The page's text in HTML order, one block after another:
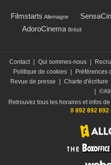
Filmstarts Allemagne
AdoroCinema Brésil
Contact Qui sommes-nous
Politique de cookies
Préférences
Revue de presse
Charte d'écriture
Retrouvez tous les horaires et infos
0 892 892 892